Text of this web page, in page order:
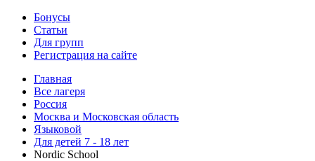
Бонусы
Статьи
Для групп
Регистрация на сайте
Главная
Все лагеря
Россия
Москва и Московская область
Языковой
Для детей 7 - 18 лет
Nordic School